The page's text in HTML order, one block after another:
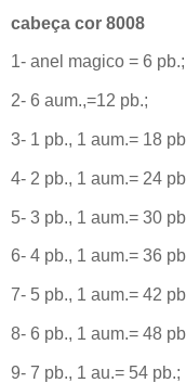
cabeça cor 8008
1- anel magico = 6 pb.;
2- 6 aum.,=12 pb.;
3- 1 pb., 1 aum.= 18
4- 2 pb., 1 aum.= 24
5- 3 pb., 1 aum.= 30
6- 4 pb., 1 aum.= 36
7- 5 pb., 1 aum.= 42
8- 6 pb., 1 aum.= 48
9- 7 pb., 1 au.= 54 pb.;